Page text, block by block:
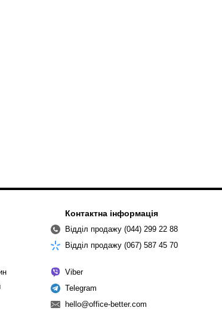
Контактна інформація
Відділ продажу (044) 299 22 88
Відділ продажу (067) 587 45 70
Viber
Telegram
hello@office-better.com